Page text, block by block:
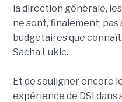
la direction générale,
ne sont, finalement, pas
budgétaires que
Sacha Lukic.
Et de souligner encore
expérience de DSI dans